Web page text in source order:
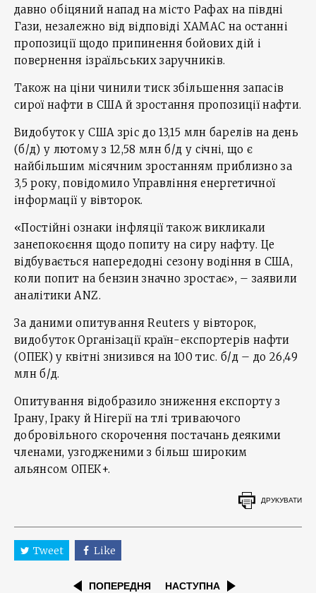
давно обіцяний напад на місто Рафах на півдні
Гази, незалежно від відповіді ХАМАС на останні
пропозиції щодо припинення бойових дій і
повернення ізраїльських заручників.
Також на ціни чинили тиск збільшення запасів
сирої нафти в США й зростання пропозиції нафти.
Видобуток у США зріс до 13,15 млн барелів на день
(б/д) у лютому з 12,58 млн б/д у січні, що є
найбільшим місячним зростанням приблизно за
3,5 року, повідомило Управління енергетичної
інформації у вівторок.
«Постійні ознаки інфляції також викликали
занепокоєння щодо попиту на сиру нафту. Це
відбувається напередодні сезону водіння в США,
коли попит на бензин значно зростає», – заявили
аналітики ANZ.
За даними опитування Reuters у вівторок,
видобуток Організації країн-експортерів нафти
(ОПЕК) у квітні знизився на 100 тис. б/д – до 26,49
млн б/д.
Опитування відобразило зниження експорту з
Ірану, Іраку й Нігерії на тлі триваючого
добровільного скорочення постачань деякими
членами, узгодженими з більш широким
альянсом ОПЕК+.
ДРУКУВАТИ
Tweet Like
ПОПЕРЕДНЯ НАСТУПНА